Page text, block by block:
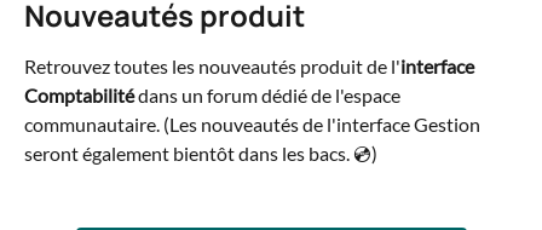
Nouveautés produit
Retrouvez toutes les nouveautés produit de l'interface
Comptabilité dans un forum dédié de l'espace
communautaire. (Les nouveautés de l'interface Gestion
seront également bientôt dans les bacs. 💿)